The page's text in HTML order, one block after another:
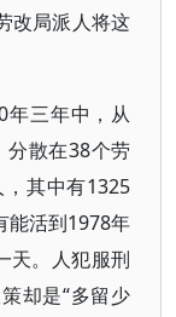
改局派人将这
年三年中，从
分散在38个劳
其中有1325
能活到1978年
天。人犯服刑
却是“多留少